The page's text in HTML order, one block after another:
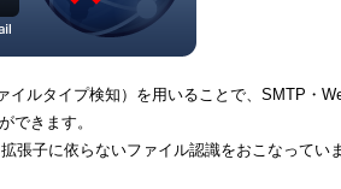
ルタイプ検知）を用いることで、SMTP・
できます。
張子に依らないファイル認識をおこなってい